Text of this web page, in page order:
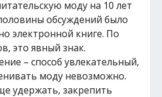
моду на 10 лет
обсуждений было
электронной книге. По
это явный знак.
– способ увлекательный,
моду невозможно.
удержать, закрепить